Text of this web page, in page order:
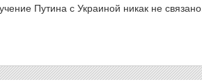
Путина с Украиной никак не связано.